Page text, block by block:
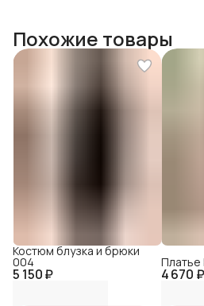
Похожие товары
5 150 ₽
Костюм блузка и брюки
004
4 670 ₽
Платье